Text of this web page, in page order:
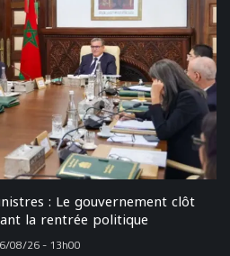
: Le gouvernement clôt
la rentrée politique
08/26 - 13h00